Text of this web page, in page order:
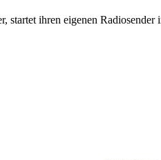
startet ihren eigenen